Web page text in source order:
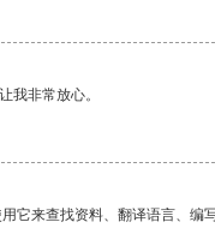
我非常放心。
它来查找资料、翻译语言、编写